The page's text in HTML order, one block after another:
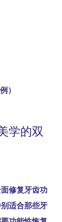
）
学的双
修复牙齿功
适合那些牙